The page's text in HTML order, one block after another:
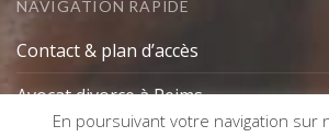
NAVIGATION RAPIDE
Contact & plan d’accès
Avocat divorce à Reims
En poursuivant votre navigation sur